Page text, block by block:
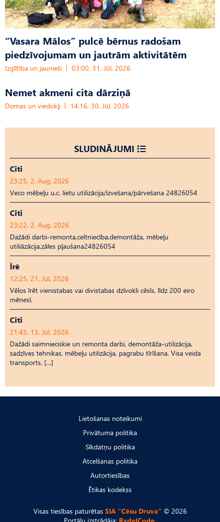
“Vasara Mālos” pulcē bērnus radošam
piedzīvojumam un jautrām aktivitātēm
Izglītība un jaunieši 03:00, 31. Jūl, 2026
Nemet akmeni cita dārziņā
Domas un viedokļi 14:16, 30. Jūl, 2026
SLUDINĀJUMI
Citi
23:25, 2. Aug, 2026
Veco mēbeļu u.c. lietu utilizācija/izvešana/pārvešana 24826054
Citi
23:22, 2. Aug, 2026
Dažādi darbi-remonta,celtniecība,demontāža, mēbeļu
utiliāzācija,zāles pļaušana24826054
Īrē
12:25, 21. Jūl, 2026
Vēlos īrēt vienistabas vai divistabas dzīvokli cēsīs, līdz 200 eiro
mēnesī.
Citi
21:43, 13. Jūl, 2026
Dažādi saimnieciskie un remonta darbi, demontāža-utilizācija,
sadzīves tehnikas, mēbeļu utilizācija, pagrabu tīrīšana. Visa veida
transports. […]
Lietošanas noteikumi
Privātuma politika
Sīkdatņu politika
Atcelšanas politika
Autortiesības
Ētikas kodekss
Visas tiesības paturētas SIA "Cēsu Druva" © 2026